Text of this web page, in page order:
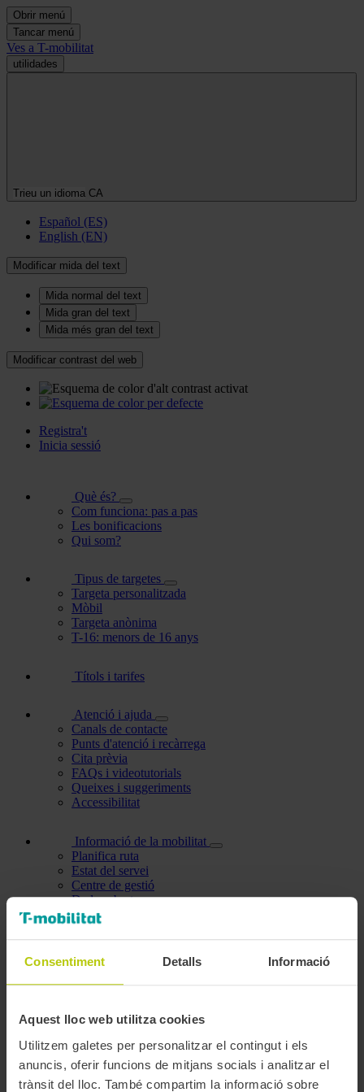
Consentiment Detalls Informació
Aquest lloc web utilitza cookies
Utilitzem galetes per personalitzar el contingut i els
anuncis, oferir funcions de mitjans socials i analitzar el
trànsit del lloc. També compartim la informació sobre
Obrir menú
Tancar menú
Ves a T-mobilitat
utilidades
Trieu un idioma CA
Español (ES)
English (EN)
Modificar mida del text
Mida normal del text
Mida gran del text
Mida més gran del text
Modificar contrast del web
Registra't
Inicia sessió
Què és?
Com funciona: pas a pas
Les bonificacions
Qui som?
Tipus de targetes
Targeta personalitzada
Mòbil
Targeta anònima
T-16: menors de 16 anys
Títols i tarifes
Atenció i ajuda
Canals de contacte
Punts d'atenció i recàrrega
Cita prèvia
FAQs i videotutorials
Queixes i suggeriments
Accessibilitat
Informació de la mobilitat
Planifica ruta
Estat del servei
Centre de gestió
Dades obertes
Àrea personal
Dades personals
Modificar contrasenya
Persones a càrrec
Persones que gestiono
Titulars del meu compte
Tràmits efectuats
Factures